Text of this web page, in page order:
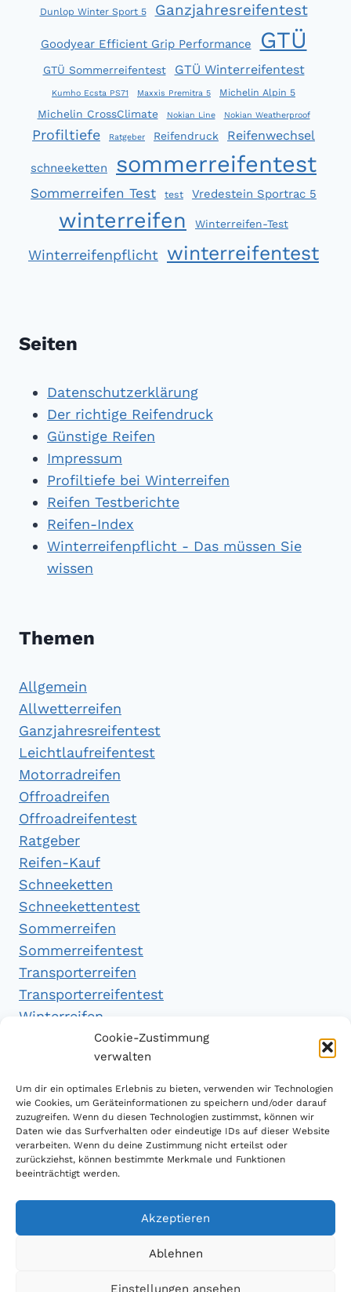
Cookie-Zustimmung
verwalten
Um dir ein optimales Erlebnis zu bieten, verwenden wir Technologien
wie Cookies, um Geräteinformationen zu speichern und/oder darauf
zuzugreifen. Wenn du diesen Technologien zustimmst, können wir
Daten wie das Surfverhalten oder eindeutige IDs auf dieser Website
verarbeiten. Wenn du deine Zustimmung nicht erteilst oder
zurückziehst, können bestimmte Merkmale und Funktionen
beeinträchtigt werden.
Akzeptieren
Ablehnen
Einstellungen ansehen
Dunlop Winter Sport 5
Ganzjahresreifentest
Goodyear Efficient Grip Performance GTÜ
GTÜ Sommerreifentest GTÜ Winterreifentest
Kumho Ecsta PS71 Maxxis Premitra 5 Michelin Alpin 5
Michelin CrossClimate Nokian Line Nokian Weatherproof
Profiltiefe Ratgeber Reifendruck Reifenwechsel
schneeketten sommerreifentest
Sommerreifen Test test Vredestein Sportrac 5
winterreifen Winterreifen-Test
Winterreifenpflicht winterreifentest
Seiten
Datenschutzerklärung
Der richtige Reifendruck
Günstige Reifen
Impressum
Profiltiefe bei Winterreifen
Reifen Testberichte
Reifen-Index
Winterreifenpflicht - Das müssen Sie
wissen
Themen
Allgemein
Allwetterreifen
Ganzjahresreifentest
Leichtlaufreifentest
Motorradreifen
Offroadreifen
Offroadreifentest
Ratgeber
Reifen-Kauf
Schneeketten
Schneekettentest
Sommerreifen
Sommerreifentest
Transporterreifen
Transporterreifentest
Winterreifen
Winterreifentest
Empfehlungen
Handytarifvergleich
Luftsport Magazin